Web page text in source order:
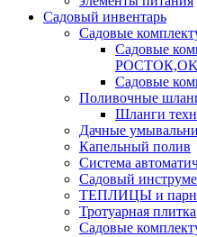
Садовый инвентарь
Садовые
Садовые
Садовые
Поливочные
Шланги
Дачные
Капельный полив
Система
Садовый
ТЕПЛИЦЫ и
Тротуарная плитка
Садовые